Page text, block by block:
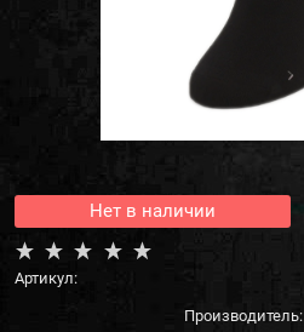
Нет в наличии
Артикул:
Производитель: